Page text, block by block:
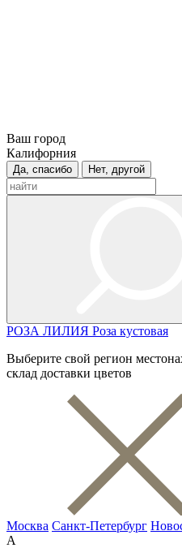
Ваш город
Калифорния
Да, спасибо Нет, другой
РОЗА ЛИЛИЯ Роза кустовая
Выберите свой регион
склад доставки цветов
Москва Санкт-Петербург
А